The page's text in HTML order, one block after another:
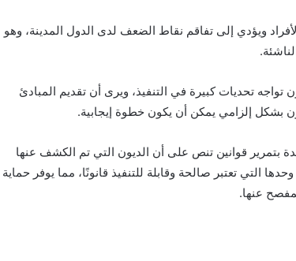
ويؤدي إلى تفاقم نقاط الضعف لدى الدول المدينة، وهو
تواجه تحديات كبيرة في التنفيذ، ويرى أن تقديم المبادئ
بشكل إلزامي يمكن أن يكون خطوة إيجابية.
بتمرير قوانين تنص على أن الديون التي تم الكشف عنها
التي تعتبر صالحة وقابلة للتنفيذ قانونًا، مما يوفر حماية
عنها.